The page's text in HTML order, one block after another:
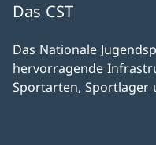
Das CST
Das Nationale
hervorragende
Sportarten, Sportlager